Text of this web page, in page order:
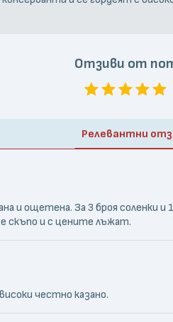
Отзиви от
Релевантни
ощетена. За 3 броя соленки и
скъпо и с цените лъжат.
честно казано.